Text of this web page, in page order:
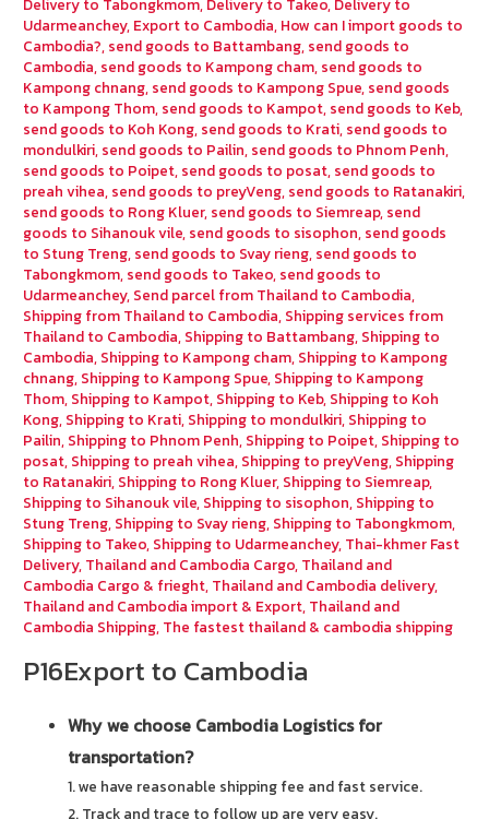
Delivery to Tabongkmom, Delivery to Takeo, Delivery to
Udarmeanchey, Export to Cambodia, How can I import goods to
Cambodia?, send goods to Battambang, send goods to
Cambodia, send goods to Kampong cham, send goods to
Kampong chnang, send goods to Kampong Spue, send goods
to Kampong Thom, send goods to Kampot, send goods to Keb,
send goods to Koh Kong, send goods to Krati, send goods to
mondulkiri, send goods to Pailin, send goods to Phnom Penh,
send goods to Poipet, send goods to posat, send goods to
preah vihea, send goods to preyVeng, send goods to Ratanakiri,
send goods to Rong Kluer, send goods to Siemreap, send
goods to Sihanouk vile, send goods to sisophon, send goods
to Stung Treng, send goods to Svay rieng, send goods to
Tabongkmom, send goods to Takeo, send goods to
Udarmeanchey, Send parcel from Thailand to Cambodia,
Shipping from Thailand to Cambodia, Shipping services from
Thailand to Cambodia, Shipping to Battambang, Shipping to
Cambodia, Shipping to Kampong cham, Shipping to Kampong
chnang, Shipping to Kampong Spue, Shipping to Kampong
Thom, Shipping to Kampot, Shipping to Keb, Shipping to Koh
Kong, Shipping to Krati, Shipping to mondulkiri, Shipping to
Pailin, Shipping to Phnom Penh, Shipping to Poipet, Shipping to
posat, Shipping to preah vihea, Shipping to preyVeng, Shipping
to Ratanakiri, Shipping to Rong Kluer, Shipping to Siemreap,
Shipping to Sihanouk vile, Shipping to sisophon, Shipping to
Stung Treng, Shipping to Svay rieng, Shipping to Tabongkmom,
Shipping to Takeo, Shipping to Udarmeanchey, Thai-khmer Fast
Delivery, Thailand and Cambodia Cargo, Thailand and
Cambodia Cargo & frieght, Thailand and Cambodia delivery,
Thailand and Cambodia import & Export, Thailand and
Cambodia Shipping, The fastest thailand & cambodia shipping
P16Export to Cambodia
Why we choose Cambodia Logistics for
transportation?
1. we have reasonable shipping fee and fast service.
2. Track and trace to follow up are very easy.